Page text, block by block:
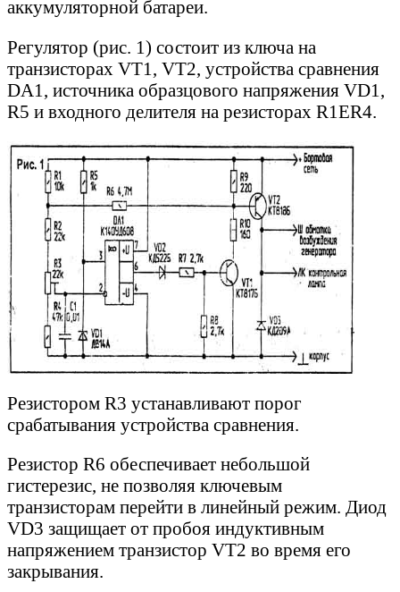
аккумуляторной батареи.
Регулятор (рис. 1) состоит из ключа на
транзисторах VT1, VT2, устройства сравнения
DA1, источника образцового напряжения VD1,
R5 и входного делителя на резисторах R1ЕR4.
Резистором R3 устанавливают порог
срабатывания устройства сравнения.
Резистор R6 обеспечивает небольшой
гистерезис, не позволяя ключевым
транзисторам перейти в линейный режим. Диод
VD3 защищает от пробоя индуктивным
напряжением транзистор VT2 во время его
закрывания.